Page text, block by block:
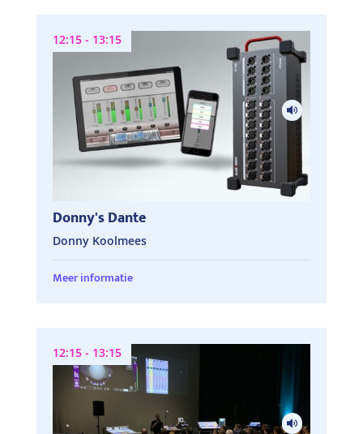
Donny's Dante
12:15 - 13:15
Donny Koolmees
Meer informatie
12:15 - 13:15